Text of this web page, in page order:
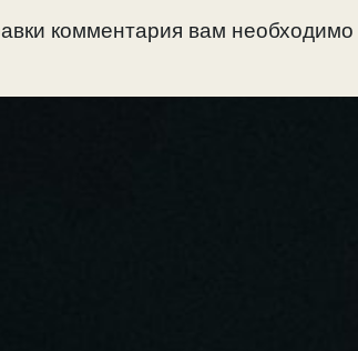
комментария вам необходимо